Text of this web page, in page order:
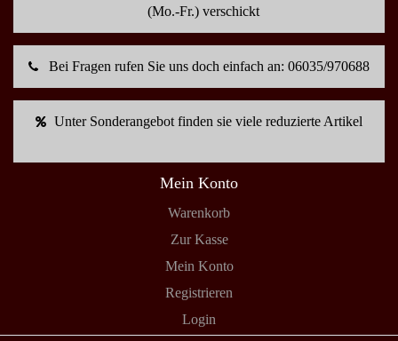
(Mo.-Fr.) verschickt
Bei Fragen rufen Sie uns doch einfach an: 06035/970688
Unter Sonderangebot finden sie viele reduzierte Artikel
Mein Konto
Warenkorb
Zur Kasse
Mein Konto
Registrieren
Login